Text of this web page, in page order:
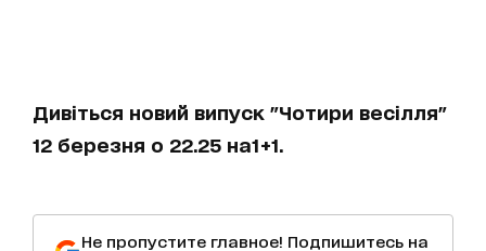
Дивіться новий випуск "Чотири весілля"
12 березня о 22.25 на1+1.
Не пропустите главное! Подпишитесь на